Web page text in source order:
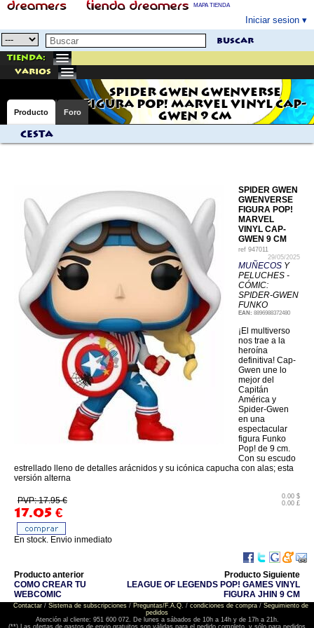
MAPA TIENDA
Iniciar sesion
buscar
Tienda:
varios
SPIDER GWEN GWENVERSE
FIGURA POP! MARVEL VINYL CAP-
GWEN 9 CM
Producto Foro
Cesta
SPIDER GWEN
GWENVERSE
FIGURA POP!
MARVEL
VINYL CAP-
GWEN 9 CM
ref 947011
29/05/2025
MUÑECOS Y
PELUCHES -
CÓMIC:
SPIDER-GWEN
FUNKO
EAN: 8896988372480
¡El multiverso
nos trae a la
heroína
definitiva! Cap-
Gwen une lo
mejor del
Capitán
América y
Spider-Gwen
en una
espectacular
figura Funko
Pop! de 9 cm.
Con su escudo
estrellado lleno de detalles arácnidos y su icónica capucha con alas; esta
versión alterna
PVP: 17.95 €
17.05 €
0.00 $
0.00 £
En stock. Envio inmediato
Producto anterior
COMO CREAR TU
WEBCOMIC
Producto Siguiente
LEAGUE OF LEGENDS POP! GAMES VINYL
FIGURA JHIN 9 CM
Contactar/ Sistema de subscripciones/ Preguntas/F.A.Q. / condiciones de compra/ Seguimiento de
pedidos
Atención al cliente: 951 600 072. De lunes a sábados de 10h a 14h y de 17h a 21h.